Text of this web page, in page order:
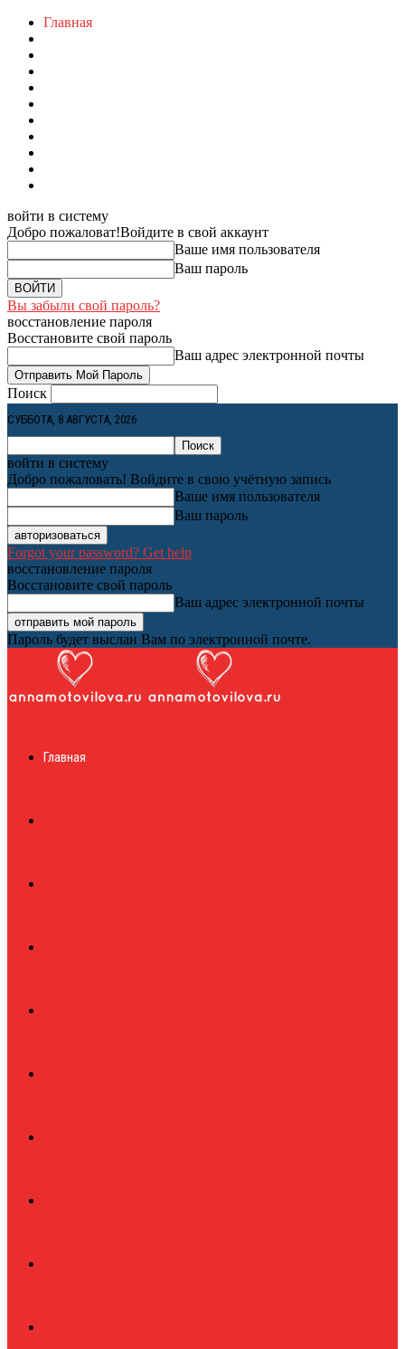
Главная
войти в систему
Добро пожаловат!Войдите в свой аккаунт
Ваше имя пользователя
Ваш пароль
Вы забыли свой пароль?
восстановление пароля
Восстановите свой пароль
Ваш адрес электронной почты
Поиск
СУББОТА, 8 АВГУСТА, 2026
войти в систему
Добро пожаловать! Войдите в свою учётную запись
Ваше имя пользователя
Ваш пароль
Forgot your password? Get help
восстановление пароля
Восстановите свой пароль
Ваш адрес электронной почты
Пароль будет выслан Вам по электронной почте.
журналГлавная